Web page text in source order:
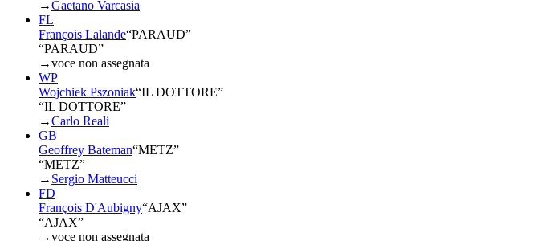
→Gaetano Varcasia
FL
François Lalande“PARAUD”
“PARAUD”
→voce non assegnata
WP
Wojchiek Pszoniak“IL DOTTORE”
“IL DOTTORE”
→Carlo Reali
GB
Geoffrey Bateman“METZ”
“METZ”
→ Sergio Matteucci
FD
François D'Aubigny“AJAX”
“AJAX”
→voce non assegnata